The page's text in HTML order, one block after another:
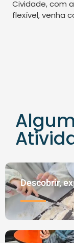
Cividade, com
flexível, venha
Descobrir,